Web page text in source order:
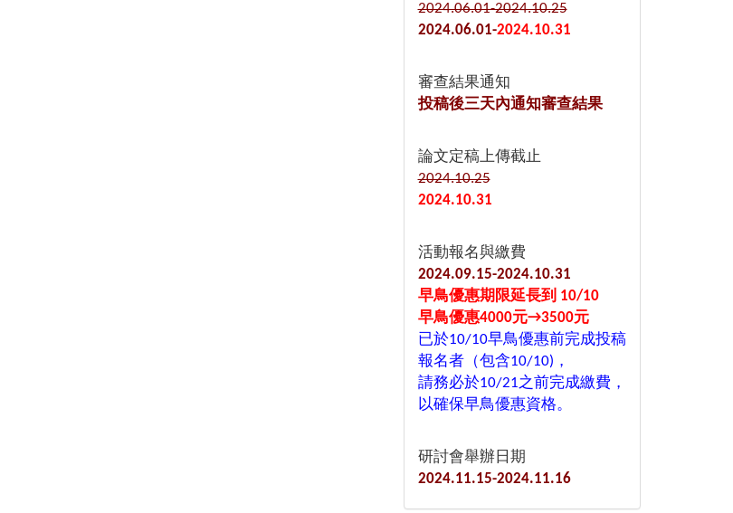
2024.06.01-2024.10.25
2024.06.01-2024.10.31
審查結果通知
投稿後三天內通知審查結果
論文定稿上傳截止
2024.10.25
2024.10.31
活動報名與繳費
2024.09.15-2024.10.31
早鳥優惠期限延長到 10/10
早鳥優惠4000元→3500元
已於10/10早鳥優惠前完成投稿
報名者（包含10/10)，
請務必於10/21之前完成繳費，
以確保早鳥優惠資格。
研討會舉辦日期
2024.11.15-2024.11.16